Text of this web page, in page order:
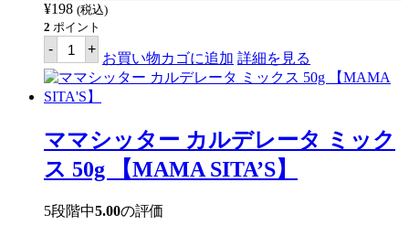
¥198 (税込)
2 ポイント
- マ
マ
シ
ッ
タ
ト
シ
ー
ノ
ッ
ク
+
お買い物カゴに追加 詳細を見る
ママシッター カルデレータ ミック
ス 50g 【MAMA SITA’S】
5段階中5.00の評価